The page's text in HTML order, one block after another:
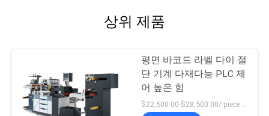
상위 제품
평면 바코드 라벨 다이 절
단 기계 다재다능 PLC 제
어 높은 힘